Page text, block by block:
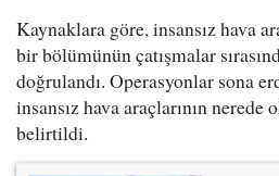
Kaynaklara göre, insansız hava
bir bölümünün çatışmalar
doğrulandı. Operasyonlar sona
insansız hava araçlarının
belirtildi.